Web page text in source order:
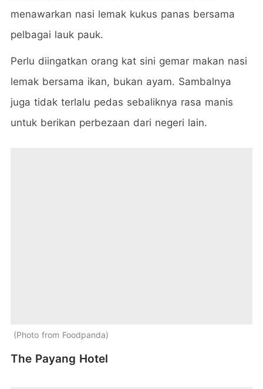
menawarkan nasi lemak kukus panas bersama
pelbagai lauk pauk.
Perlu diingatkan orang kat sini gemar makan nasi
lemak bersama ikan, bukan ayam. Sambalnya
juga tidak terlalu pedas sebaliknya rasa manis
untuk berikan perbezaan dari negeri lain.
Photo from Foodpanda
The Payang Hotel